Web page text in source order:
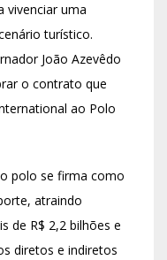
vivenciar uma
turístico.
João Azevêdo
o contrato que
ao Polo
polo se firma como
atraindo
de R$ 2,2 bilhões e
diretos e indiretos